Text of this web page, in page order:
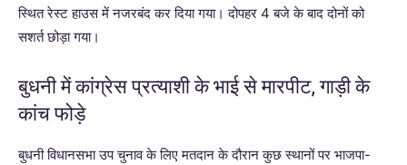
स्थित रेस्ट हाउस में नजरबंद कर दिया गया। दोपहर 4 बजे के बाद दोनों को
सशर्त छोड़ा गया।
बुधनी में कांग्रेस प्रत्याशी के भाई से मारपीट, गाड़ी के
कांच फोड़े
बुधनी विधानसभा उप चुनाव के लिए मतदान के दौरान कुछ स्थानों पर भाजपा-